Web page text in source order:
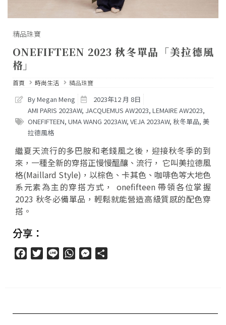
精品珠寶
ONEFIFTEEN 2023 秋冬單品「美拉德風
格」
首頁 時尚生活 精品珠寶
By Megan Meng
2023年12 月 8日
AMI PARIS 2023AW, JACQUEMUS AW2023, LEMAIRE AW2023,
ONEFIFTEEN, UMA WANG 2023AW, VEJA 2023AW, 秋冬單品, 美
拉德風格
繼夏天流行的多巴胺和老錢風之後，迎接秋冬季的到
來，一種全新的穿搭正慢慢醞釀、流行， 它叫美拉德風
格(Maillard Style)，以棕色、卡其色、咖啡色等大地色
系元素為主的穿搭方式， onefifteen 帶領各位掌握
2023 秋冬必備單品，輕鬆就能營造高級質感的配色穿
搭。
分享：
FacebookTwitter
Line WhatsAppMessenger